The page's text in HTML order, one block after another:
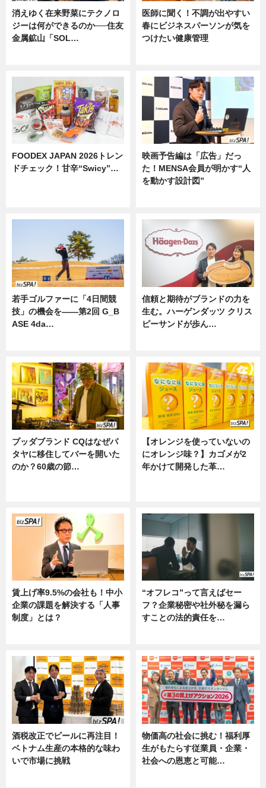
消えゆく在来野菜にテクノロ
ジーは何ができるのか──住友
金属鉱山「SOL…
医師に聞く！不調が出やすい
春にビジネスパーソンが気を
つけたい健康管理
FOODEX JAPAN 2026トレン
ドチェック！甘辛“Swicy”…
映画予告編は「広告」だっ
た！MENSA会員が明かす“人
を動かす設計図”
若手ゴルファーに「4日間競
技」の機会を——第2回 G_B
ASE 4da…
信頼と期待がブランドの力を
生む。ハーゲンダッツ クリス
ピーサンドが歩ん…
ブッダブランド CQはなぜパ
タヤに移住してバーを開いた
のか？60歳の節…
【オレンジを使っていないの
にオレンジ味？】カゴメが2
年かけて開発した革…
賃上げ率9.5%の会社も！中小
企業の課題を解決する「人事
制度」とは？
“オフレコ”って言えばセー
フ？企業秘密や社外秘を漏ら
すことの法的責任を…
酒税改正でビールに再注目！
ベトナム生産の本格的な味わ
いで市場に挑戦
物価高の社会に挑む！福利厚
生がもたらす従業員・企業・
社会への恩恵と可能…